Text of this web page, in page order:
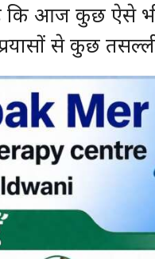
कि आज कुछ ऐसे
से कुछ